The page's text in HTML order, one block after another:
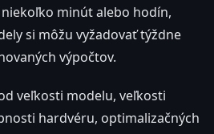
minút alebo hodín,
si môžu vyžadovať týždne
výpočtov.
veľkosti modelu, veľkosti
hardvéru, optimalizačných